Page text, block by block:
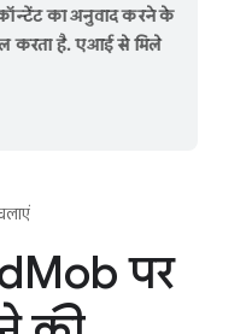
का अनुवाद करने के
करता है. एआई से मिले
Mob पर